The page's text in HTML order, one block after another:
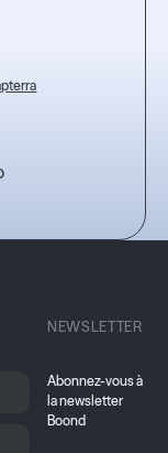
NEWSLETTER
Abonnez-vous à
la newsletter
Boond